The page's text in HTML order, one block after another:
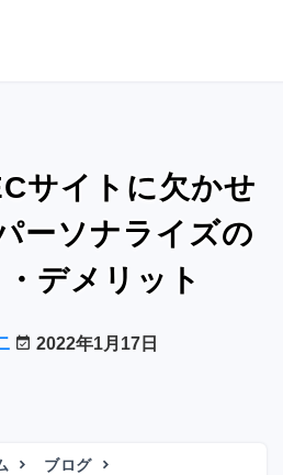
サイトに欠かせ
ーソナライズの
デメリット
2022年1月17日
ブログ